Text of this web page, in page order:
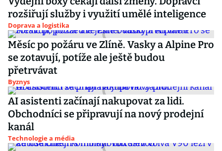
rozšiřují služby i využití umělé inteligence
Doprava a logistika
Měsíc po požáru ve Zlíně. Vasky a Alpine Pro
se zotavují, potíže ale ještě budou
přetrvávat
Byznys
AI asistenti začínají nakupovat za lidi.
Obchodníci se připravují na nový prodejní
kanál
Technologie a média